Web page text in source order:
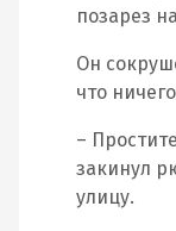
позарез
Он
что
–
закинул
улицу.